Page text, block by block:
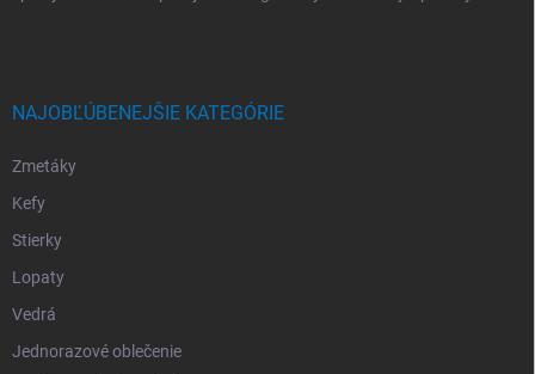
NAJOBĽÚBENEJŠIE KATEGÓRIE
Zmetáky
Kefy
Stierky
Lopaty
Vedrá
Jednorazové oblečenie